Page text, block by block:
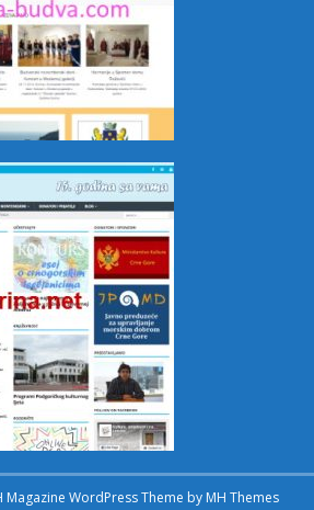
WordPress Theme by MH Themes